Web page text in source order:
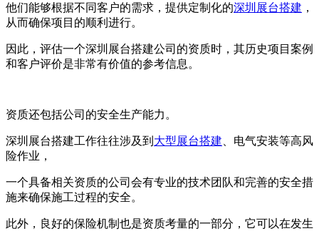
他们能够根据不同客户的需求，提供定制化的深圳展台搭建 ，
从而确保项目的顺利进行。
因此，评估一个深圳展台搭建公司的资质时，其历史项目案例
和客户评价是非常有价值的参考信息。
资质还包括公司的安全生产能力。
深圳展台搭建工作往往涉及到 大型展台搭建 、电气安装等高风
险作业，
一个具备相关资质的公司会有专业的技术团队和完善的安全措
施来确保施工过程的安全。
此外，良好的保险机制也是资质考量的一部分，它可以在发生